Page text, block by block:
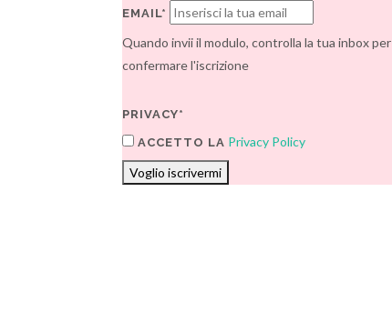
EMAIL*
Quando invii il modulo, controlla la tua inbox per
confermare l'iscrizione
PRIVACY*
ACCETTO LA Privacy Policy
Voglio iscrivermi